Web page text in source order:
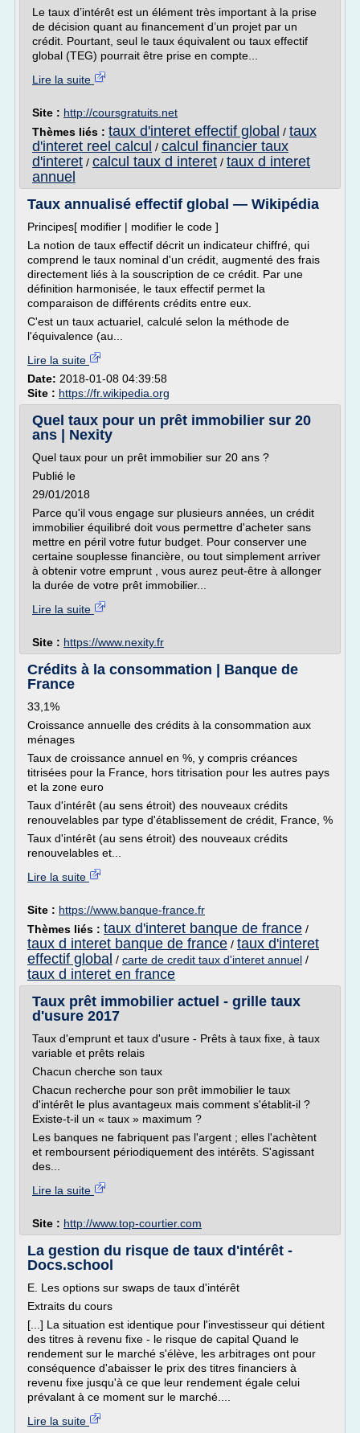
Le taux d’intérêt est un élément très important à la prise
de décision quant au financement d’un projet par un
crédit. Pourtant, seul le taux équivalent ou taux effectif
global (TEG) pourrait être prise en compte...
Lire la suite
Site : http://coursgratuits.net
Thèmes liés : taux d'interet effectif global / taux
d'interet reel calcul / calcul financier taux
d'interet / calcul taux d interet / taux d interet
annuel
Taux annualisé effectif global — Wikipédia
Principes[ modifier | modifier le code ]
La notion de taux effectif décrit un indicateur chiffré, qui
comprend le taux nominal d'un crédit, augmenté des frais
directement liés à la souscription de ce crédit. Par une
définition harmonisée, le taux effectif permet la
comparaison de différents crédits entre eux.
C'est un taux actuariel, calculé selon la méthode de
l'équivalence (au...
Lire la suite
Date: 2018-01-08 04:39:58
Site : https://fr.wikipedia.org
Quel taux pour un prêt immobilier sur 20
ans | Nexity
Quel taux pour un prêt immobilier sur 20 ans ?
Publié le
29/01/2018
Parce qu'il vous engage sur plusieurs années, un crédit
immobilier équilibré doit vous permettre d'acheter sans
mettre en péril votre futur budget. Pour conserver une
certaine souplesse financière, ou tout simplement arriver
à obtenir votre emprunt , vous aurez peut-être à allonger
la durée de votre prêt immobilier...
Lire la suite
Site : https://www.nexity.fr
Crédits à la consommation | Banque de
France
33,1%
Croissance annuelle des crédits à la consommation aux
ménages
Taux de croissance annuel en %, y compris créances
titrisées pour la France, hors titrisation pour les autres pays
et la zone euro
Taux d'intérêt (au sens étroit) des nouveaux crédits
renouvelables par type d'établissement de crédit, France, %
Taux d'intérêt (au sens étroit) des nouveaux crédits
renouvelables et...
Lire la suite
Site : https://www.banque-france.fr
Thèmes liés : taux d'interet banque de france /
taux d interet banque de france / taux d'interet
effectif global / carte de credit taux d'interet annuel /
taux d interet en france
Taux prêt immobilier actuel - grille taux
d'usure 2017
Taux d'emprunt et taux d'usure - Prêts à taux fixe, à taux
variable et prêts relais
Chacun cherche son taux
Chacun recherche pour son prêt immobilier le taux
d'intérêt le plus avantageux mais comment s'établit-il ?
Existe-t-il un « taux » maximum ?
Les banques ne fabriquent pas l'argent ; elles l'achètent
et remboursent périodiquement des intérêts. S'agissant
des...
Lire la suite
Site : http://www.top-courtier.com
La gestion du risque de taux d'intérêt -
Docs.school
E. Les options sur swaps de taux d'intérêt
Extraits du cours
[...] La situation est identique pour l'investisseur qui détient
des titres à revenu fixe - le risque de capital Quand le
rendement sur le marché s'élève, les arbitrages ont pour
conséquence d'abaisser le prix des titres financiers à
revenu fixe jusqu'à ce que leur rendement égale celui
prévalant à ce moment sur le marché....
Lire la suite